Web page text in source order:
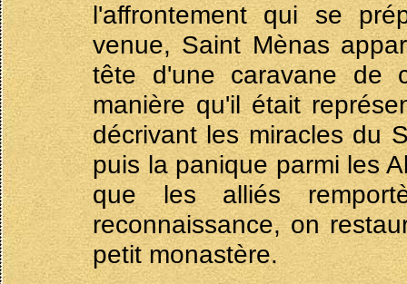
l'affrontement qui se
venue, Saint Mènas
tête d'une caravane de
manière qu'il était
décrivant les miracles du
puis la panique parmi les
que les alliés
reconnaissance, on
petit monastère.